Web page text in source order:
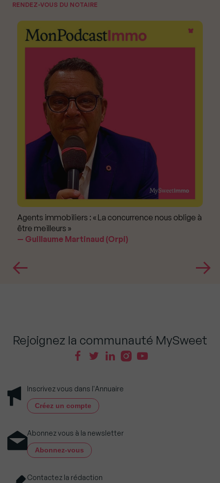
RENDEZ-VOUS DU NOTAIRE
Agents immobiliers : « La concurrence nous oblige à
être meilleurs »
Guillaume Martinaud (Orpi)
Rejoignez la communauté MySweet
Inscrivez vous dans l'Annuaire
Créez un compte
Abonnez vous à la newsletter
Abonnez-vous
Contactez la rédaction